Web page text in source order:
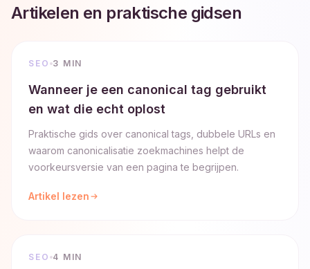
Artikelen en praktische gidsen
SEO 3 MIN
Wanneer je een canonical tag gebruikt
en wat die echt oplost
Praktische gids over canonical tags, dubbele URLs en
waarom canonicalisatie zoekmachines helpt de
voorkeursversie van een pagina te begrijpen.
Artikel lezen
SEO 4 MIN